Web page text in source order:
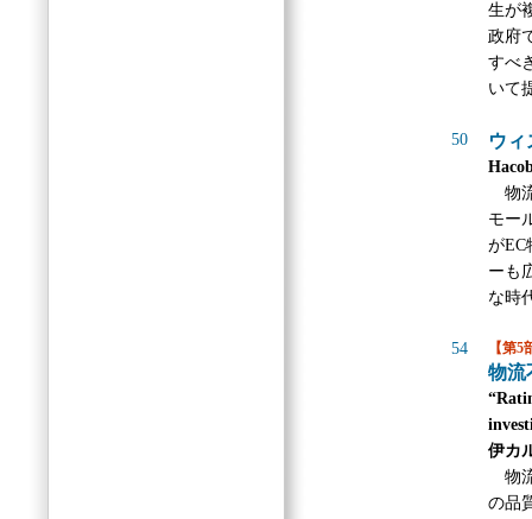
生が
政府
すべ
いて
50 ウィ
物
モー
がEC
ーも
な時
54 【第
物流
伊カ
物
の品